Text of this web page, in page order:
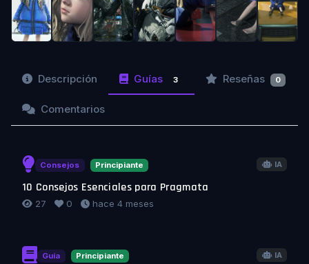
Descripción Guías 3 Reseñas 0
Comentarios
Consejos Principiante IA
10 Consejos Esenciales para Pragmata
27 0 hace 4 meses
Guía Principiante IA